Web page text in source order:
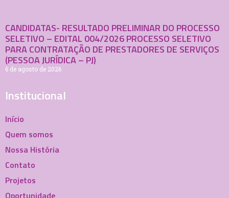
CANDIDATAS- RESULTADO PRELIMINAR DO PROCESSO
SELETIVO – EDITAL 004/2026 PROCESSO SELETIVO
PARA CONTRATAÇÃO DE PRESTADORES DE SERVIÇOS
(PESSOA JURÍDICA – PJ)
6 de agosto de 2026
Institucional
Início
Quem somos
Nossa História
Contato
Projetos